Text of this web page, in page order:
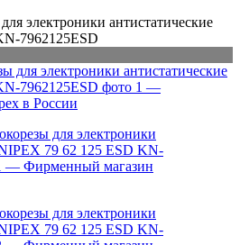
электроники антистатические
7962125ESD